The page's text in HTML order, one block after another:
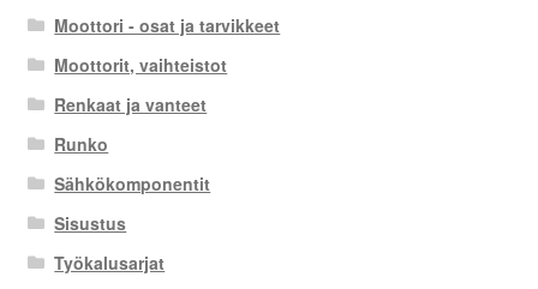
Moottori - osat ja tarvikkeet
Moottorit, vaihteistot
Renkaat ja vanteet
Runko
Sähkökomponentit
Sisustus
Työkalusarjat